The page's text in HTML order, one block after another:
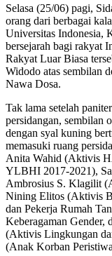
Selasa (25/06) pagi,
orang dari berbagai
Universitas Indonesia,
bersejarah bagi rakyat
Rakyat Luar Biasa
Widodo atas sembilan
Nawa Dosa.
Tak lama setelah
persidangan, sembilan
dengan syal kuning
memasuki ruang
Anita Wahid (Aktivis
YLBHI 2017-2021),
Ambrosius S. Klagilit
Nining Elitos (Aktivis
dan Pekerja Rumah
Keberagaman Gender,
(Aktivis Lingkungan
(Anak Korban